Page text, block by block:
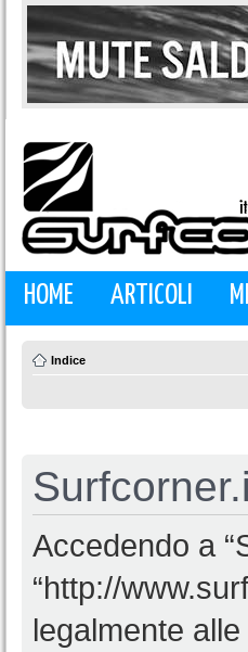
HOME ARTICOLI
Indice
Accedendo a
“http://
legalmente